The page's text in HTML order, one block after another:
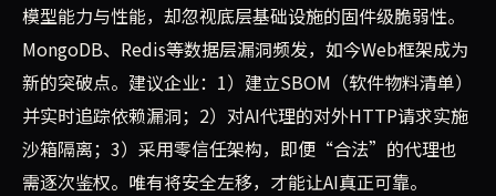
模型能力与性能，却忽视底层基础设施的固件级脆弱性。
MongoDB、Redis等数据层漏洞频发，如今Web框架成为
新的突破点。建议企业：1）建立SBOM（软件物料清单）
并实时追踪依赖漏洞；2）对AI代理的对外HTTP请求实施
沙箱隔离；3）采用零信任架构，即便“合法”的代理也
需逐次鉴权。唯有将安全左移，才能让AI真正可靠。